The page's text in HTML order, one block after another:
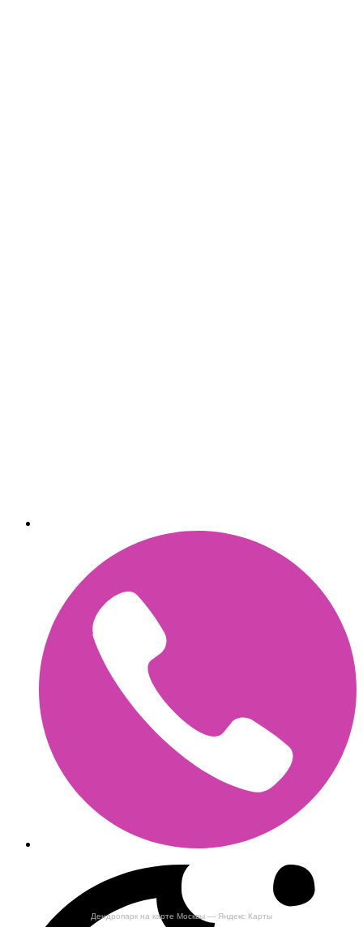
Дендропарк на карте Москвы — Яндекс Карты